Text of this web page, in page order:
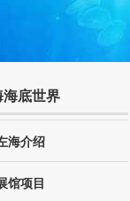
底世界
海介绍
馆项目